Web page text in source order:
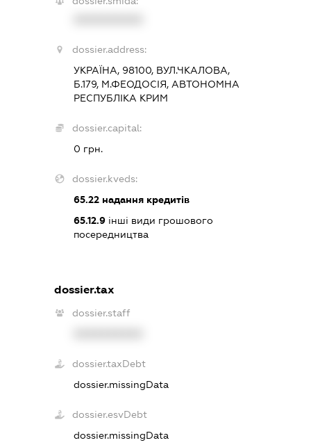
dossier.address:
УКРАЇНА, 98100, ВУЛ.ЧКАЛОВА,
Б.179, М.ФЕОДОСІЯ, АВТОНОМНА
РЕСПУБЛІКА КРИМ
dossier.capital:
0 грн.
dossier.kveds:
65.22 надання кредитів
65.12.9 інші види грошового
посередництва
dossier.tax
dossier.staff
dossier.taxDebt
dossier.missingData
dossier.esvDebt
dossier.missingData